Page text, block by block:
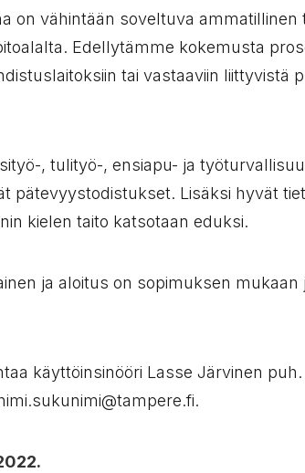
on vähintään soveltuva ammatillinen
Edellytämme kokemusta
tai vastaaviin liittyvistä
, tulityö-, ensiapu- ja
pätevyystodistukset. Lisäksi hyvät
kielen taito katsotaan eduksi.
ja aloitus on sopimuksen mukaan
käyttöinsinööri Lasse Järvinen puh.